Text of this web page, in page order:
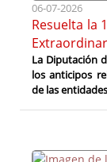
06-07-2026
Resuelta la
La Diputación
los anticipos
de las